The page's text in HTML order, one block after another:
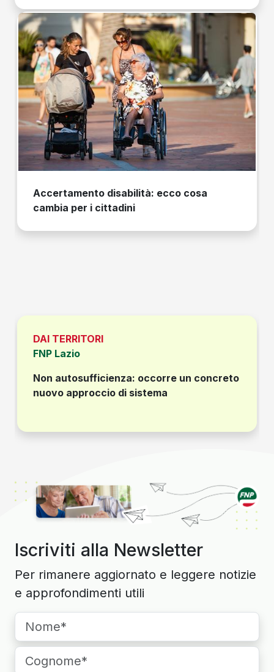
Accertamento disabilità: ecco cosa
cambia per i cittadini
DAI TERRITORI
FNP Lazio
Non autosufficienza: occorre un concreto
nuovo approccio di sistema
Iscriviti alla Newsletter
Per rimanere aggiornato e leggere notizie
e approfondimenti utili